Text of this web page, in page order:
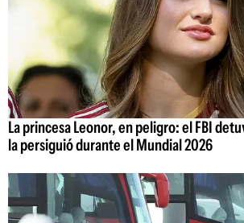
La princesa Leonor, en peligro: el FBI
la persiguió durante el Mundial 2026